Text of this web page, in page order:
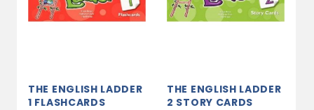
THE ENGLISH LADDER
1 FLASHCARDS
THE ENGLISH LADDER
2 STORY CARDS